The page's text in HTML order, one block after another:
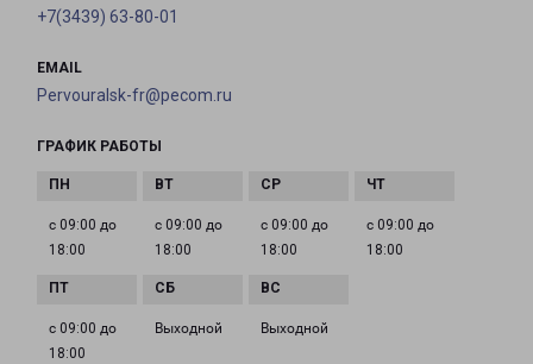
+7(3439) 63-80-01
EMAIL
Pervouralsk-fr@pecom.ru
ГРАФИК РАБОТЫ
с 09:00 до
18:00
с 09:00 до
18:00
с 09:00 до
18:00
с 09:00 до
18:00
с 09:00 до
18:00
Выходной Выходной